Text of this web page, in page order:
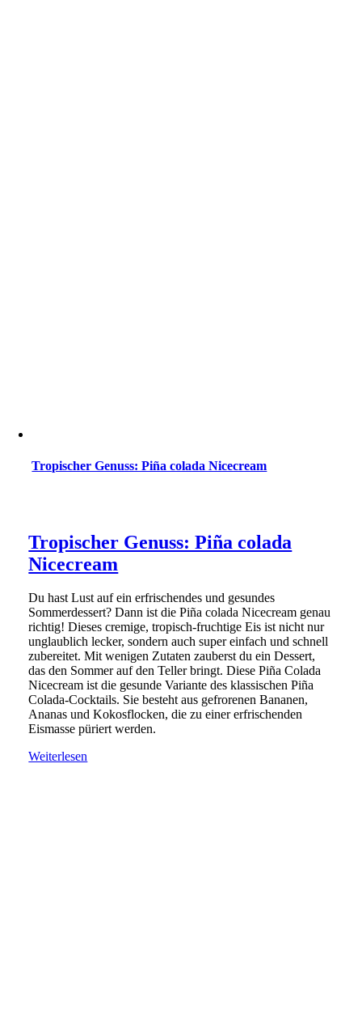
Tropischer Genuss: Piña colada Nicecream
Tropischer Genuss: Piña colada
Nicecream
Du hast Lust auf ein erfrischendes und gesundes
Sommerdessert? Dann ist die Piña colada Nicecream genau
richtig! Dieses cremige, tropisch-fruchtige Eis ist nicht nur
unglaublich lecker, sondern auch super einfach und schnell
zubereitet. Mit wenigen Zutaten zauberst du ein Dessert,
das den Sommer auf den Teller bringt. Diese Piña Colada
Nicecream ist die gesunde Variante des klassischen Piña
Colada-Cocktails. Sie besteht aus gefrorenen Bananen,
Ananas und Kokosflocken, die zu einer erfrischenden
Eismasse püriert werden.
Weiterlesen